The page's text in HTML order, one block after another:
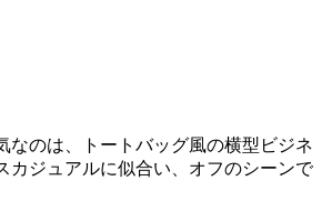
なのは、トートバッグ風の横型ビジネ
カジュアルに似合い、オフのシーンで